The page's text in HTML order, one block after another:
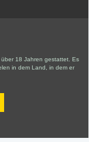
18 Jahren gestattet. Es
in dem Land, in dem er